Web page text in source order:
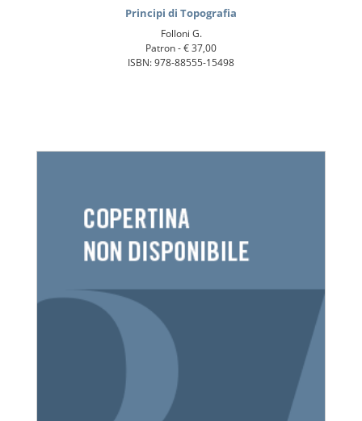
Principi di Topografia
Folloni G.
Patron -€ 37,00
ISBN: 978-88555-15498